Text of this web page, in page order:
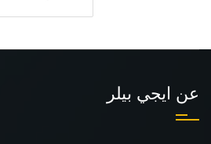
عن ايجي بيلر